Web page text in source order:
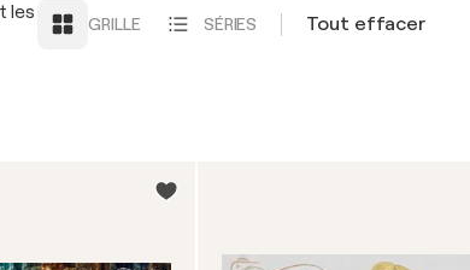
les
GRILLE SÉRIES Tout effacer